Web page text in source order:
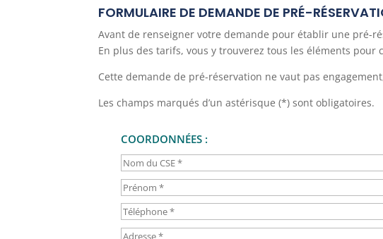
FORMULAIRE DE DEMANDE DE PRÉ-
Avant de renseigner votre demande pour établir une pré-
En plus des tarifs, vous y trouverez tous les éléments pour
Cette demande de pré-réservation ne vaut pas
Les champs marqués d’un astérisque (*) sont obligatoires.
COORDONNÉES :